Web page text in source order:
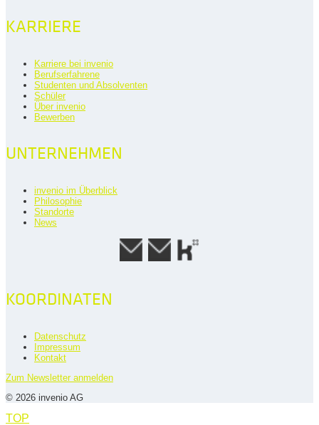
KARRIERE
Karriere bei invenio
Berufserfahrene
Studenten und Absolventen
Schüler
Über invenio
Bewerben
UNTERNEHMEN
invenio im Überblick
Philosophie
Standorte
News
KOORDINATEN
Datenschutz
Impressum
Kontakt
Zum Newsletter anmelden
© 2026 invenio AG
TOP